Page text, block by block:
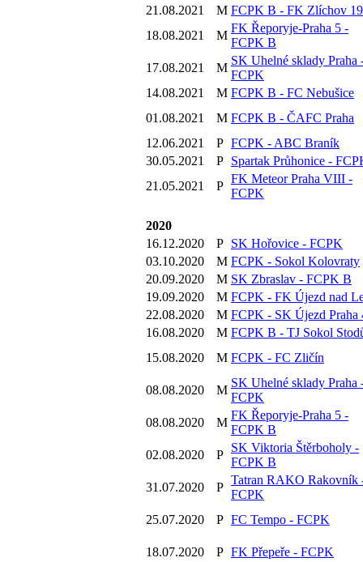
21.08.2021
M FCPK B - FK Zlíchov
18.08.2021
M
FK Řeporyje-Praha 5 -
FCPK B
17.08.2021
M
SK Uhelné sklady Praha
FCPK
14.08.2021
M FCPK B - FC Nebušice
01.08.2021
M FCPK B - ČAFC Praha
12.06.2021
P FCPK - ABC Braník
30.05.2021
P Spartak Průhonice -
21.05.2021
P
FK Meteor Praha VIII -
FCPK
2020
16.12.2020
P SK Hořovice - FCPK
03.10.2020
M FCPK - Sokol Kolovraty
20.09.2020
M SK Zbraslav - FCPK B
19.09.2020
M FCPK - FK Újezd nad
22.08.2020
M FCPK - SK Újezd Praha
16.08.2020
M FCPK B - TJ Sokol
15.08.2020
M FCPK - FC Zličín
08.08.2020 M
SK Uhelné sklady Praha
FCPK
08.08.2020
M
FK Řeporyje-Praha 5 -
FCPK B
02.08.2020
P
SK Viktoria Štěrboholy -
FCPK B
31.07.2020
P
Tatran RAKO Rakovník
FCPK
25.07.2020
P FC Tempo - FCPK
18.07.2020 P FK Přepeře - FCPK